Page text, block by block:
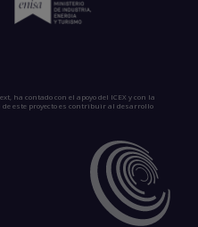
ha contado con el apoyo del ICEX y con la
este proyecto es contribuir al desarrollo